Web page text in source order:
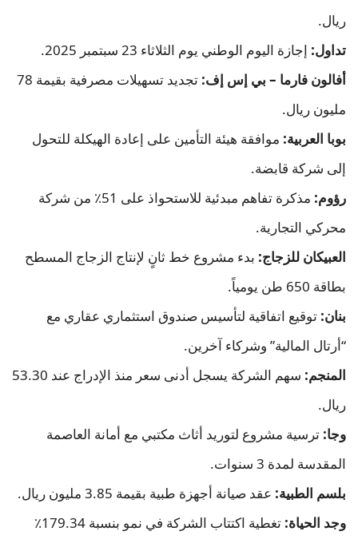
ريال.
تداول: إجازة اليوم الوطني يوم الثلاثاء 23 سبتمبر 2025.
أفالون فارما – بي إس إف:
تجديد تسهيلات مصرفية بقيمة 78
مليون ريال.
بوبا العربية: موافقة هيئة التأمين على إعادة الهيكلة للتحول
إلى شركة قابضة.
رؤوم:
مذكرة تفاهم مبدئية للاستحواذ على 51٪ من شركة
محركي التجارية.
العبيكان للزجاج: بدء مشروع خط ثانٍ لإنتاج الزجاج المسطح
بطاقة 650 طن يومياً.
بنان: توقيع اتفاقية لتأسيس صندوق استثماري عقاري مع
“أرتال المالية” وشركاء آخرين.
المنجم:
سهم الشركة يسجل أدنى سعر منذ الإدراج عند 53.30
ريال.
وجا: ترسية مشروع لتوريد أثاث مكتبي مع أمانة العاصمة
المقدسة لمدة 3 سنوات.
بلسم الطبية: عقد صيانة أجهزة طبية بقيمة 3.85 مليون ريال.
وجد الحياة:
تغطية اكتتاب الشركة في نمو بنسبة 179.34٪